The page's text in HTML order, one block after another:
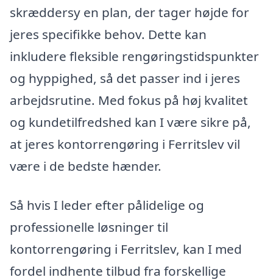
skræddersy en plan, der tager højde for
jeres specifikke behov. Dette kan
inkludere fleksible rengøringstidspunkter
og hyppighed, så det passer ind i jeres
arbejdsrutine. Med fokus på høj kvalitet
og kundetilfredshed kan I være sikre på,
at jeres kontorrengøring i Ferritslev vil
være i de bedste hænder.
Så hvis I leder efter pålidelige og
professionelle løsninger til
kontorrengøring i Ferritslev, kan I med
fordel indhente tilbud fra forskellige